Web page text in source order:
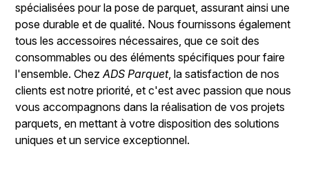
spécialisées pour la pose de parquet, assurant ainsi une
pose durable et de qualité. Nous fournissons également
tous les accessoires nécessaires, que ce soit des
consommables ou des éléments spécifiques pour faire
l'ensemble. ChezADS Parquet, la satisfaction de nos
clients est notre priorité, et c'est avec passion que nous
vous accompagnons dans la réalisation de vos projets
parquets, en mettant à votre disposition des solutions
uniques et un service exceptionnel.